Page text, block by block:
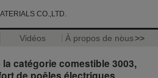
CO.,LTD.
Vidéos À propos de nous>>
catégorie comestible 3003,